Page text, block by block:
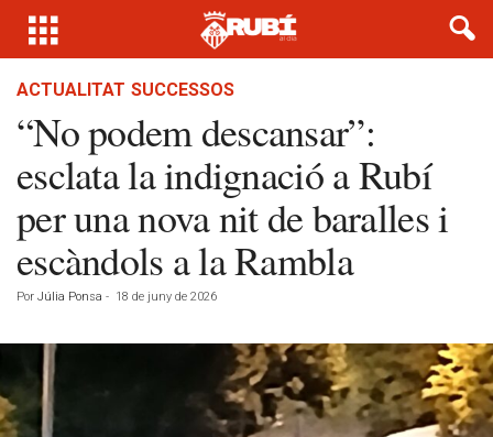
ACTUALITAT SUCCESSOS
“No podem descansar”:
esclata la indignació a Rubí
per una nova nit de baralles i
escàndols a la Rambla
Por Júlia Ponsa - 18 de juny de 2026